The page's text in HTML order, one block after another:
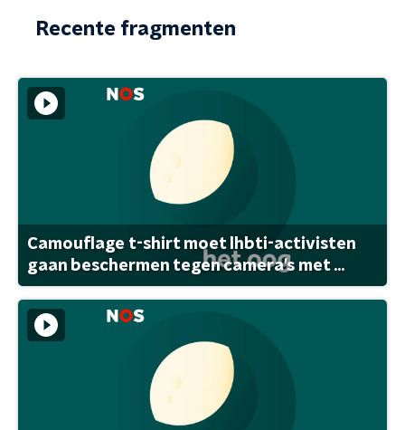
Recente fragmenten
Camouflage t-shirt moet lhbti-activisten
gaan beschermen tegen camera's met ...